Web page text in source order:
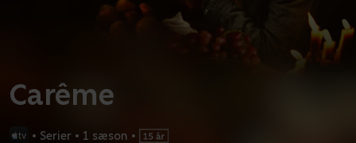
Carême
• Serier • 1 sæson •